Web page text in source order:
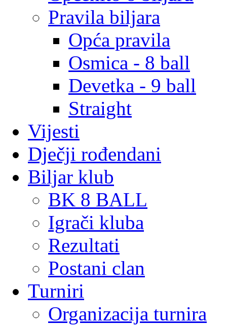
Pravila biljara
Opća pravila
Osmica - 8 ball
Devetka - 9 ball
Straight
Vijesti
Dječji rođendani
Biljar klub
BK 8 BALL
Igrači kluba
Rezultati
Postani clan
Turniri
Organizacija turnira